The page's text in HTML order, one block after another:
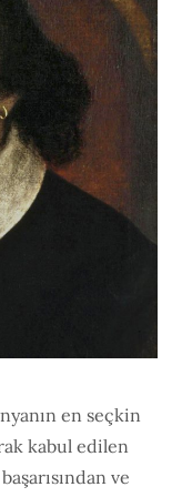
en seçkin
kabul edilen
ve